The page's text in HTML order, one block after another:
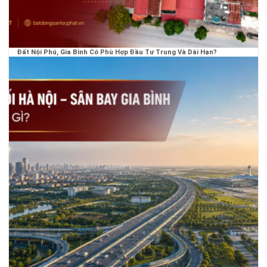
Đất Nội Phú, Gia Bình Có Phù Hợp Đầu Tư Trung Và Dài Hạn?